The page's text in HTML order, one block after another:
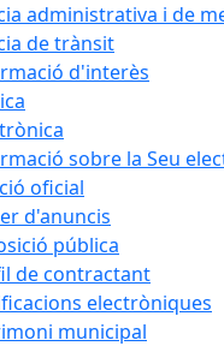
administrativa i de
de trànsit
d'interès
sobre la Seu
oficial
d'anuncis
pública
de contractant
electròniques
municipal